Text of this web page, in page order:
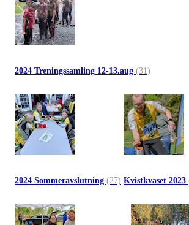
2024 Treningssamling 12-13.aug (31)
2024 Sommeravslutning (27) Kvistkvaset 2023